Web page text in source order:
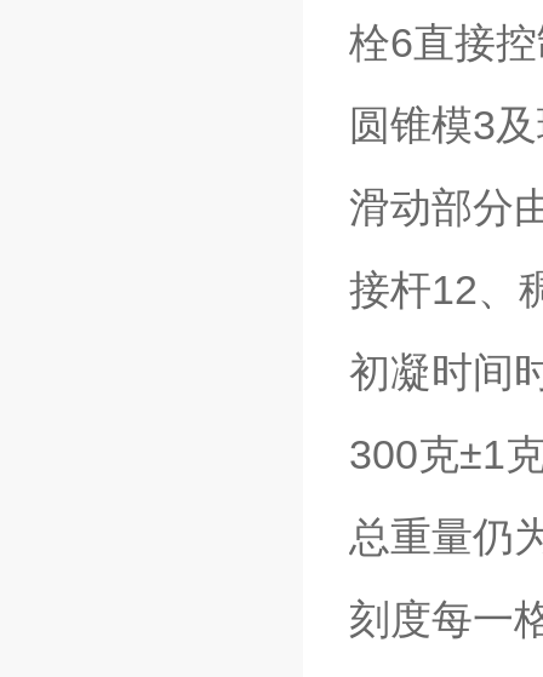
栓6直接
圆锥模3
滑动部分
接杆12、
初凝时间
300克±1
总重量仍
刻度每一